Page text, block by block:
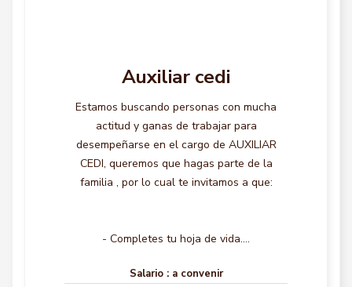
Auxiliar cedi
Estamos buscando personas con mucha
actitud y ganas de trabajar para
desempeñarse en el cargo de AUXILIAR
CEDI, queremos que hagas parte de la
familia , por lo cual te invitamos a que:
- Completes tu hoja de vida....
Salario : a convenir